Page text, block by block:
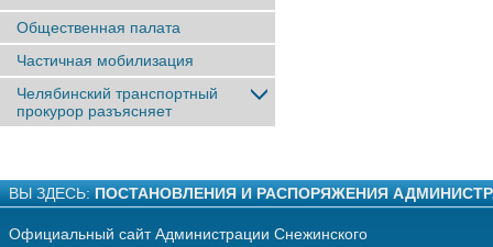
Общественная палата
Частичная мобилизация
Челябинский транспортный
прокурор разъясняет
ВЫ ЗДЕСЬ: ПОСТАНОВЛЕНИЯ И РАСПОРЯЖЕНИЯ
Официальный сайт Администрации Снежинского